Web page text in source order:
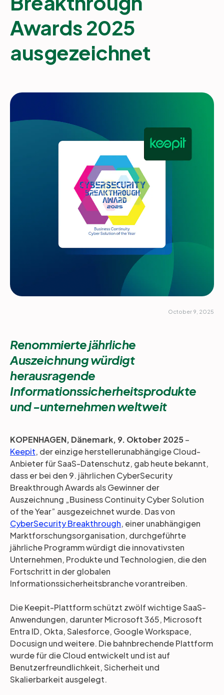
Partner
Einloggen Unterstützung DE
Awards 2025
ausgezeichnet
October 9, 2025
Renommierte jährliche
Auszeichnung würdigt
herausragende
Informationssicherheitsprodukte
und -unternehmen weltweit
KOPENHAGEN, Dänemark, 9. Oktober 2025 –
Keepit, der einzige herstellerunabhängige Cloud-
Anbieter für SaaS-Datenschutz, gab heute bekannt,
dass er bei den 9. jährlichen CyberSecurity
Breakthrough Awards als Gewinner der
Auszeichnung „Business Continuity Cyber Solution
of the Year” ausgezeichnet wurde. Das von
CyberSecurity Breakthrough, einer unabhängigen
Marktforschungsorganisation, durchgeführte
jährliche Programm würdigt die innovativsten
Unternehmen, Produkte und Technologien, die den
Fortschritt in der globalen
Informationssicherheitsbranche vorantreiben.
Die Keepit-Plattform schützt zwölf wichtige SaaS-
Anwendungen, darunter Microsoft 365, Microsoft
Entra ID, Okta, Salesforce, Google Workspace,
Docusign und weitere. Die bahnbrechende Plattform
wurde für die Cloud entwickelt und ist auf
Benutzerfreundlichkeit, Sicherheit und
Skalierbarkeit ausgelegt.